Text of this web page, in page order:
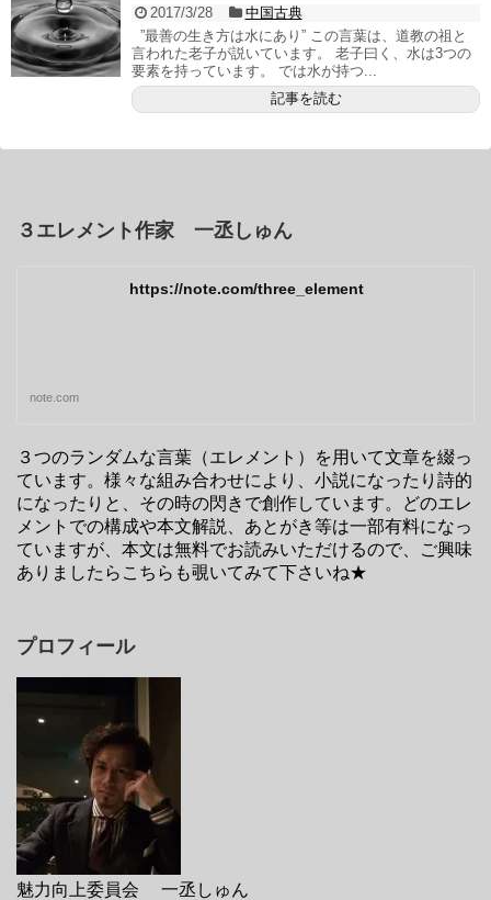
2017/3/28
中国古典
”最善の生き方は水にあり” この言葉は、道教の祖と
言われた老子が説いています。 老子曰く、水は3つの
要素を持っています。 では水が持つ...
記事を読む
３エレメント作家 一丞しゅん
https://note.com/three_element
note.com
３つのランダムな言葉（エレメント）を用いて文章を綴っ
ています。様々な組み合わせにより、小説になったり詩的
になったりと、その時の閃きで創作しています。どのエレ
メントでの構成や本文解説、あとがき等は一部有料になっ
ていますが、本文は無料でお読みいただけるので、ご興味
ありましたらこちらも覗いてみて下さいね★
プロフィール
魅力向上委員会 一丞しゅん